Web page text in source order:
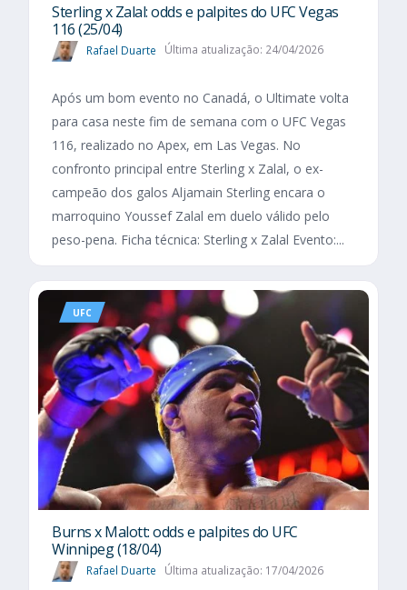
Sterling x Zalal: odds e palpites do UFC Vegas
116 (25/04)
Rafael Duarte Última atualização: 24/04/2026
Após um bom evento no Canadá, o Ultimate volta
para casa neste fim de semana com o UFC Vegas
116, realizado no Apex, em Las Vegas. No
confronto principal entre Sterling x Zalal, o ex-
campeão dos galos Aljamain Sterling encara o
marroquino Youssef Zalal em duelo válido pelo
peso-pena. Ficha técnica: Sterling x Zalal Evento:...
UFC
Burns x Malott: odds e palpites do UFC
Winnipeg (18/04)
Rafael Duarte Última atualização: 17/04/2026